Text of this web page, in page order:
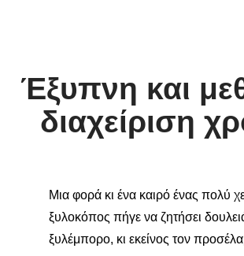
Έξυπνη και
διαχείριση
Μια φορά κι ένα καιρό ένας πολύ
ξυλοκόπος πήγε να ζητήσει
ξυλέμπορο, κι εκείνος τον